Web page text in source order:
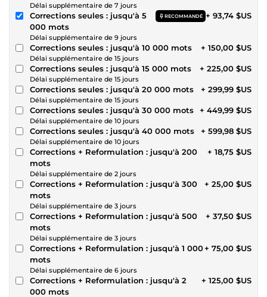
Délai supplémentaire de 7 jours
Corrections seules : jusqu'à 5
000 mots
RECOMMANDÉ
Délai supplémentaire de 9 jours
+ 93,74 $US
Corrections seules : jusqu'à 10 000 mots
Délai supplémentaire de 15 jours
+ 150,00 $US
Corrections seules : jusqu'à 15 000 mots
Délai supplémentaire de 15 jours
+ 225,00 $US
Corrections seules : jusqu'à 20 000 mots
Délai supplémentaire de 15 jours
+ 299,99 $US
Corrections seules : jusqu'à 30 000 mots
Délai supplémentaire de 10 jours
+ 449,99 $US
Corrections seules : jusqu'à 40 000 mots
Délai supplémentaire de 10 jours
+ 599,98 $US
Corrections + Reformulation : jusqu'à 200
mots
Délai supplémentaire de 2 jours
+ 18,75 $US
Corrections + Reformulation : jusqu'à 300
mots
Délai supplémentaire de 3 jours
+ 25,00 $US
Corrections + Reformulation : jusqu'à 500
mots
Délai supplémentaire de 3 jours
+ 37,50 $US
Corrections + Reformulation : jusqu'à 1 000
mots
Délai supplémentaire de 6 jours
+ 75,00 $US
Corrections + Reformulation : jusqu'à 2
000 mots
+ 125,00 $US